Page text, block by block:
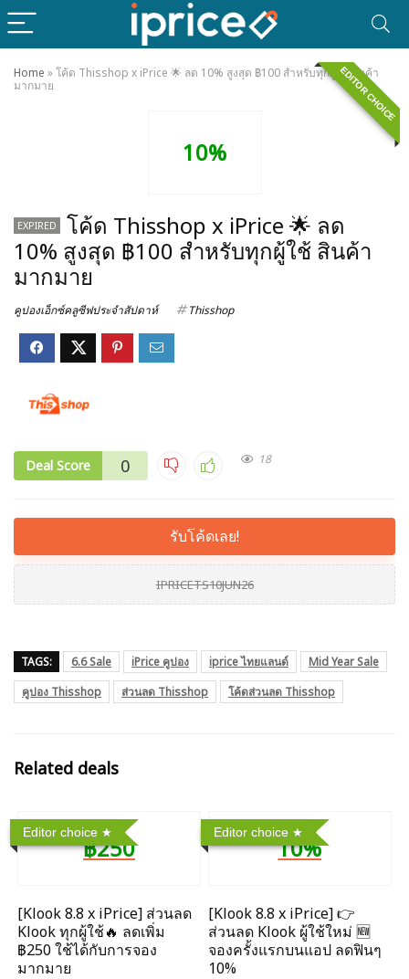
Home »โค้ด Thisshop x iPrice 🌟 ลด 10% สูงสุด ฿100 สำหรับทุกผู้ใช้ สินค้า
มากมาย
EDITOR CHOICE
10%
EXPIRED
โค้ด Thisshop x iPrice 🌟 ลด
10% สูงสุด ฿100 สำหรับทุกผู้ใช้ สินค้า
มากมาย
คูปองเอ็กซ์คลูซีฟประจำสัปดาห์ Thisshop
Deal Score 0 18
รับโค้ดเลย!
IPRICETS10JUN26
TAGS: 6.6 Sale iPrice คูปอง iprice ไทยแลนด์
Mid Year Sale
คูปอง Thisshop
ส่วนลด Thisshop โค้ดส่วนลด Thisshop
Related deals
Editor choice
฿250
[Klook 8.8 x iPrice] ส่วนลด
Klook ทุกผู้ใช้🔥 ลดเพิ่ม
฿250 ใช้ได้กับการจอง
มากมาย
Editor choice
10%
[Klook 8.8 x iPrice] 👉
ส่วนลด Klook ผู้ใช้ใหม่ 🆕
จองครั้งแรกบนแอป ลดฟินๆ
10%